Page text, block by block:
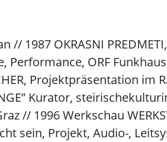
// 1987 OKRASNI
Performance, ORF
Projektpräsentation im
Kurator,
// 1996 Werkschau
sein, Projekt, Audio-,